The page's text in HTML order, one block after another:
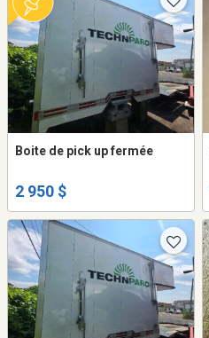
Boite de pick up fermée
2 950 $